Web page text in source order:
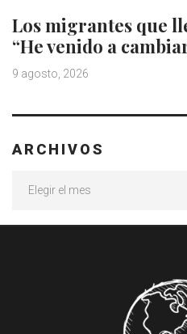
Los migrantes que
“He venido a
9 agosto, 2026
ARCHIVOS